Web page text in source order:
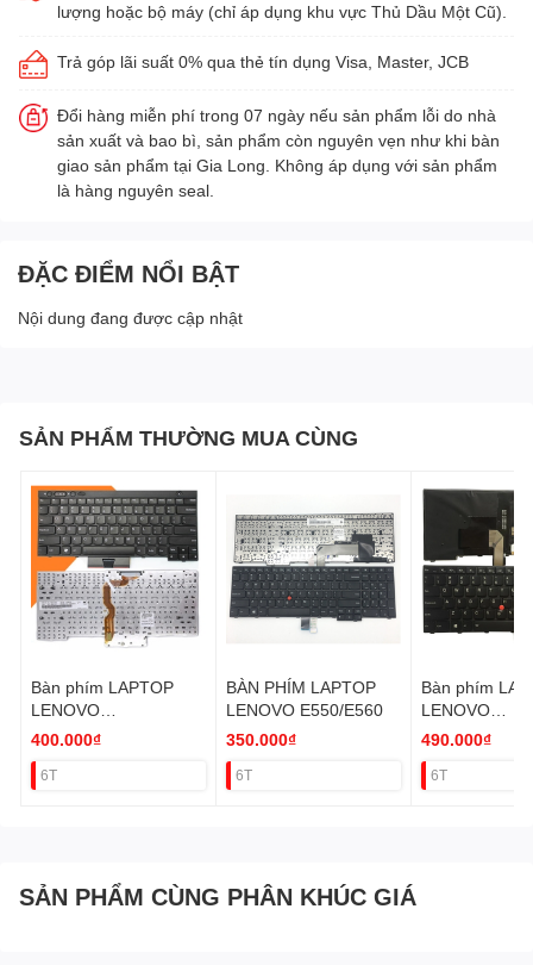
lượng hoặc bộ máy (chỉ áp dụng khu vực Thủ Dầu Một Cũ).
Trả góp lãi suất 0% qua thẻ tín dụng Visa, Master, JCB
Đổi hàng miễn phí trong 07 ngày nếu sản phẩm lỗi do nhà
sản xuất và bao bì, sản phẩm còn nguyên vẹn như khi bàn
giao sản phẩm tại Gia Long. Không áp dụng với sản phẩm
là hàng nguyên seal.
ĐẶC ĐIỂM NỔI BẬT
Nội dung đang được cập nhật
SẢN PHẨM THƯỜNG MUA CÙNG
Bàn phím LAPTOP
LENOVO
T430,T530,X230,W53
400.000₫
6T
BÀN PHÍM LAPTOP
LENOVO E550/E560
350.000₫
6T
Bàn phím
LENOVO
T460 ZIN
490.000₫
6T
SẢN PHẨM CÙNG PHÂN KHÚC GIÁ